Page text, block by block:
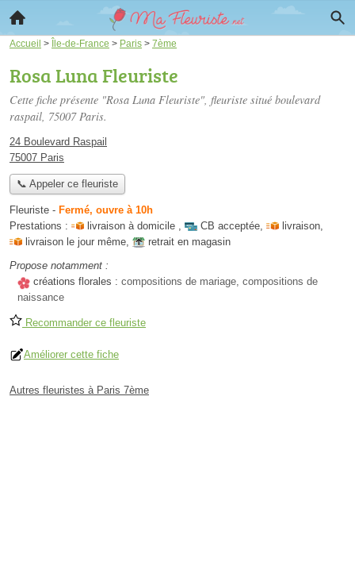
Accueil > Île-de-France > Paris > 7ème
Rosa Luna Fleuriste
Cette fiche présente "Rosa Luna Fleuriste", fleuriste situé boulevard
raspail, 75007 Paris.
24 Boulevard Raspail
75007 Paris
📞 Appeler ce fleuriste
Fleuriste - Fermé, ouvre à 10h
Prestations :
livraison à domicile , CB acceptée, livraison,
livraison le jour même,
retrait en magasin
Propose notamment :
créations florales : compositions de mariage, compositions de
naissance
Recommander ce fleuriste
Améliorer cette fiche
Autres fleuristes à Paris 7ème